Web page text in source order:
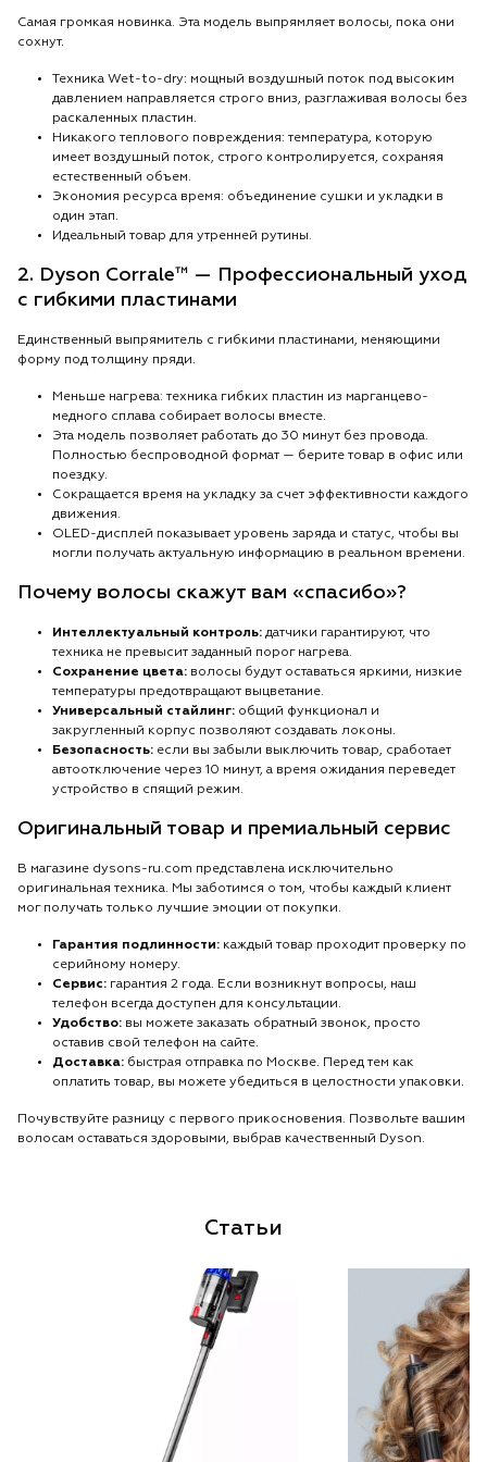
Самая громкая новинка. Эта модель выпрямляет волосы, пока они
сохнут.
Техника Wet-to-dry: мощный воздушный поток под высоким
давлением направляется строго вниз, разглаживая волосы без
раскаленных пластин.
Никакого теплового повреждения: температура, которую
имеет воздушный поток, строго контролируется, сохраняя
естественный объем.
Экономия ресурса время: объединение сушки и укладки в
один этап.
Идеальный товар для утренней рутины.
2. Dyson Corrale™ — Профессиональный уход
с гибкими пластинами
Единственный выпрямитель с гибкими пластинами, меняющими
форму под толщину пряди.
Меньше нагрева: техника гибких пластин из марганцево-
медного сплава собирает волосы вместе.
Эта модель позволяет работать до 30 минут без провода.
Полностью беспроводной формат — берите товар в офис или
поездку.
Сокращается время на укладку за счет эффективности каждого
движения.
OLED-дисплей показывает уровень заряда и статус, чтобы вы
могли получать актуальную информацию в реальном времени.
Почему волосы скажут вам «спасибо»?
Интеллектуальный контроль: датчики гарантируют, что
техника не превысит заданный порог нагрева.
Сохранение цвета: волосы будут оставаться яркими, низкие
температуры предотвращают выцветание.
Универсальный стайлинг: общий функционал и
закругленный корпус позволяют создавать локоны.
Безопасность: если вы забыли выключить товар, сработает
автоотключение через 10 минут, а время ожидания переведет
устройство в спящий режим.
Оригинальный товар и премиальный сервис
В магазине dysons-ru.com представлена исключительно
оригинальная техника. Мы заботимся о том, чтобы каждый клиент
мог получать только лучшие эмоции от покупки.
Гарантия подлинности: каждый товар проходит проверку по
серийному номеру.
Сервис: гарантия 2 года. Если возникнут вопросы, наш
телефон всегда доступен для консультации.
Удобство: вы можете заказать обратный звонок, просто
оставив свой телефон на сайте.
Доставка: быстрая отправка по Москве. Перед тем как
оплатить товар, вы можете убедиться в целостности упаковки.
Почувствуйте разницу с первого прикосновения. Позвольте вашим
волосам оставаться здоровыми, выбрав качественный Dyson.
Статьи